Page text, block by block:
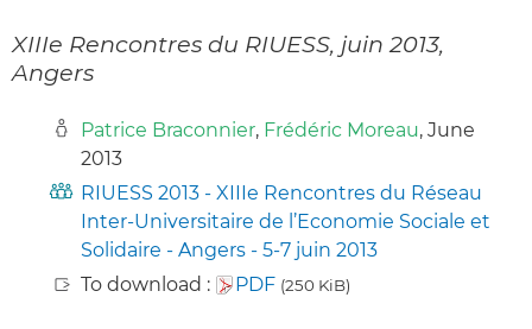
XIIIe Rencontres du RIUESS, juin 2013,
Angers
Patrice Braconnier, Frédéric Moreau, June
2013
RIUESS 2013 - XIIIe Rencontres du Réseau
Inter-Universitaire de l’Economie Sociale et
Solidaire - Angers - 5-7 juin 2013
To download :
PDF (250 KiB)